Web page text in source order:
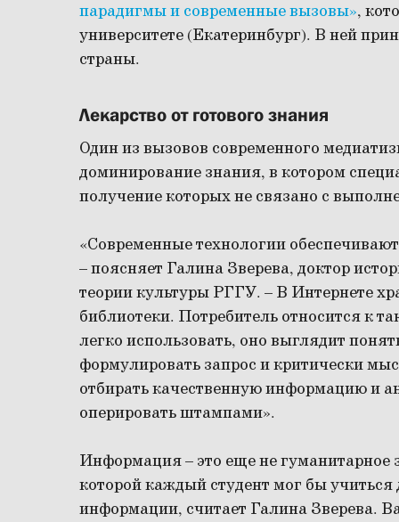
парадигмы и современные вызовы»,
университете (Екатеринбург). В ней
страны.
Лекарство от готового знания
Один из вызовов современного
доминирование знания, в котором
получение которых не связано с
«Современные технологии
– поясняет Галина Зверева, доктор
теории культуры РГГУ. – В Интернете
библиотеки. Потребитель относится к
легко использовать, оно выглядит
формулировать запрос и критически
отбирать качественную информацию и
оперировать штампами».
Информация – это еще не гуманитарное
которой каждый студент мог бы
информации, считает Галина Зверева.